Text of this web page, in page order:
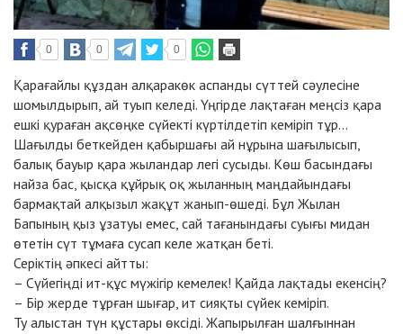
0 0 0
Қарағайлы құздан алқаракөк аспанды сүттей сәулесіне
шомылдырып, ай туып келеді. Үңгірде лақтаған меңсіз қара
ешкі қураған ақсөңке сүйекті күртілдетіп кеміріп тұр...
Шағылды беткейден қабыршағы ай нұрына шағылысып,
балық бауыр қара жыландар легі сусыды. Көш басындағы
найза бас, қысқа құйрық оқ жыланның маңдайындағы
бармақтай алқызыл жақұт жанып-өшеді. Бұл Жылан
Бапының қыз ұзатуы емес, сай тағанындағы суығы мидан
өтетін сүт тұмаға сусап келе жатқан беті.
Серіктің әпкесі айтты:
– Сүйегіңді ит-құс мүжігір кемелек! Қайда лақтады екенсің?
– Бір жерде тұрған шығар, ит сияқты сүйек кеміріп.
Ту алыстан түн құстары өксіді. Жапырылған шалғыннан